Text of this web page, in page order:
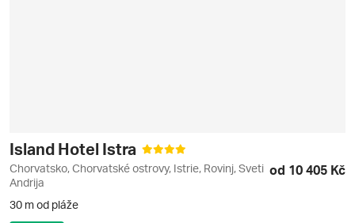
Island Hotel Istra
Chorvatsko, Chorvatské ostrovy, Istrie, Rovinj, Sveti
Andrija
od 10 405 Kč
30 m od pláže